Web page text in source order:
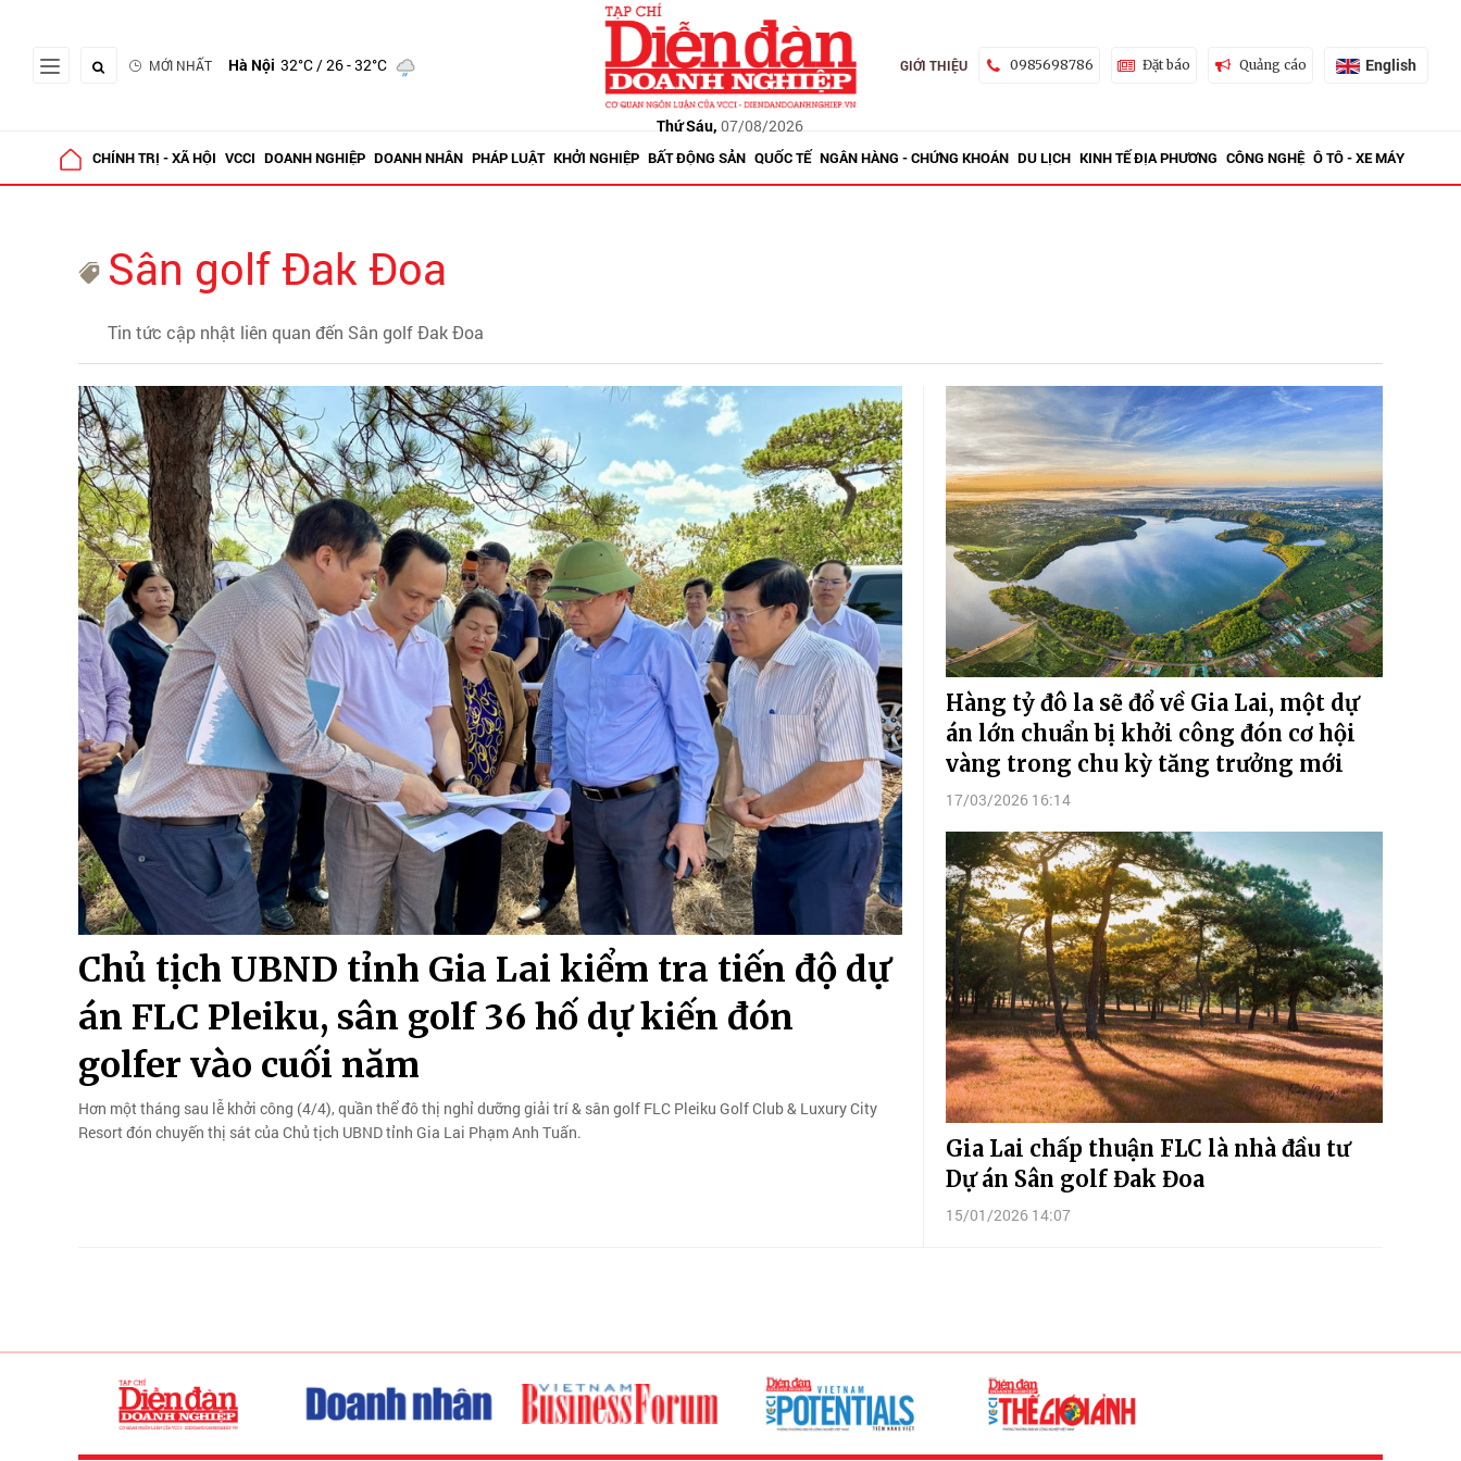
MỚI NHẤT Hà Nội 32°C/ 26 - 32°C
Thứ Sáu, 07/08/2026
GIỚI THIỆU 0985698786 Đặt báo Quảng cáo English
CHÍNH TRỊ - XÃ HỘI VCCI DOANH NGHIỆP DOANH NHÂN PHÁP LUẬT KHỞI NGHIỆP BẤT ĐỘNG SẢN QUỐC TẾ NGÂN HÀNG - CHỨNG KHOÁN DU LỊCH KINH TẾ ĐỊA PHƯƠNG CÔNG NGHỆ Ô TÔ - XE MÁY
Sân golf Đak Đoa
Tin tức cập nhật liên quan đến Sân golf Đak Đoa
Chủ tịch UBND tỉnh Gia Lai kiểm tra tiến độ dự
án FLC Pleiku, sân golf 36 hố dự kiến đón
golfer vào cuối năm
Hơn một tháng sau lễ khởi công (4/4), quần thể đô thị nghỉ dưỡng giải trí & sân golf FLC Pleiku Golf Club & Luxury City
Resort đón chuyến thị sát của Chủ tịch UBND tỉnh Gia Lai Phạm Anh Tuấn.
Hàng tỷ đô la sẽ đổ về Gia Lai, một dự
án lớn chuẩn bị khởi công đón cơ hội
vàng trong chu kỳ tăng trưởng mới
17/03/2026 16:14
Gia Lai chấp thuận FLC là nhà đầu tư
Dự án Sân golf Đak Đoa
15/01/2026 14:07